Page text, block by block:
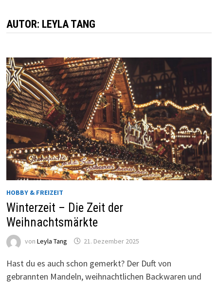
AUTOR: LEYLA TANG
HOBBY & FREIZEIT
Winterzeit – Die Zeit der
Weihnachtsmärkte
von Leyla Tang 21. Dezember 2025
Hast du es auch schon gemerkt? Der Duft von
gebrannten Mandeln, weihnachtlichen Backwaren und